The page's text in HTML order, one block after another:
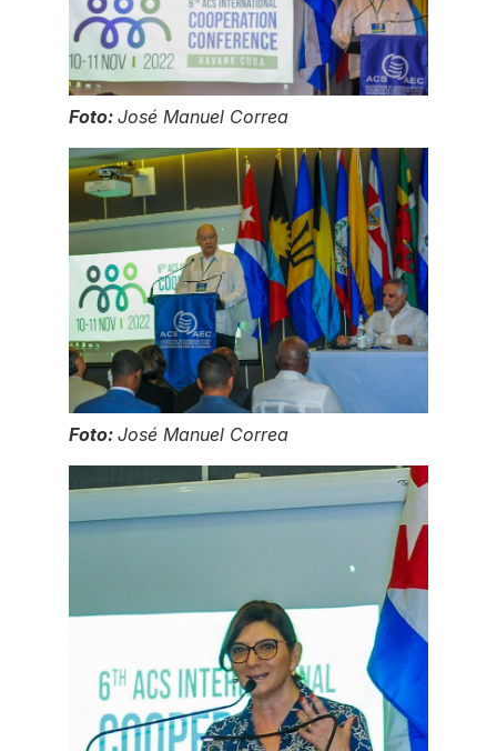
Foto: José Manuel Correa
Foto: José Manuel Correa